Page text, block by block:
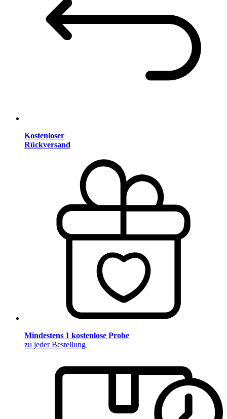
Kostenloser
Rückversand
Mindestens 1 kostenlose Probe
zu jeder Bestellung